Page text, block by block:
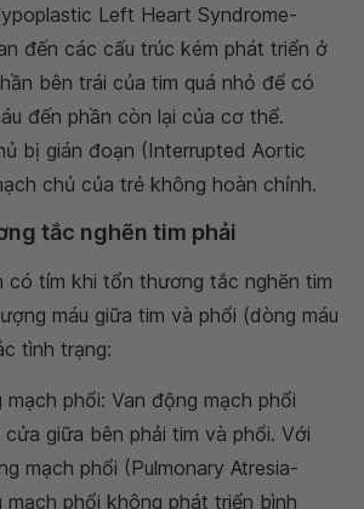
Left Heart Syndrome-
đến các cấu trúc kém phát triển ở
bên trái của tim quá nhỏ để có
đến phần còn lại của cơ thể.
bị gián đoạn (Interrupted Aortic
chủ của trẻ không hoàn chỉnh.
tắc nghẽn tim phải
có tím khi tổn thương tắc nghẽn tim
máu giữa tim và phổi (dòng máu
tình trạng:
phổi: Van động mạch phổi
giữa bên phải tim và phổi. Với
mạch phổi (Pulmonary Atresia-
mạch phổi không phát triển bình